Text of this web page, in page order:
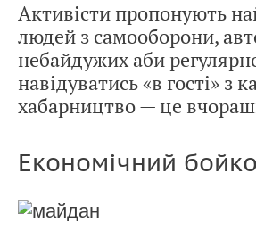
Активісти пропонують
людей з самооборони,
небайдужих аби
навідуватись «в гості» з
хабарництво — це
Економічний